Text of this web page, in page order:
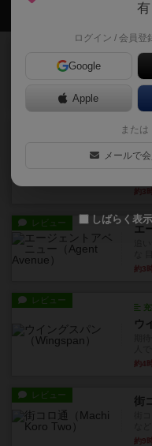
会
ふ
タ
街
約3
ざ
約3
レビュー エ
約3
レビュー
ウ
約4
レビュー 街
約9
有
ログイン / 会員登
Google
Apple
または
メールで
しばらく表